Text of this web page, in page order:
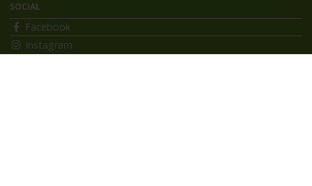
SOCIAL
Facebook
Instagram